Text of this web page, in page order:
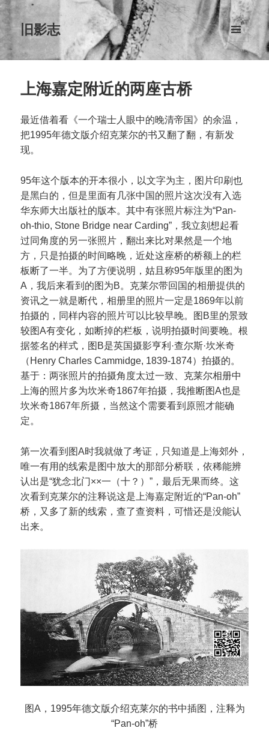
旧影志
菜单和
挂件
上海嘉定附近的两座古桥
最近借着看《一个瑞士人眼中的晚清帝国》的余温，
把1995年德文版介绍克莱尔的书又翻了翻，有新发
现。
95年这个版本的开本很小，以文字为主，图片印刷也
是黑白的，但是里面有几张中国的照片这次没有入选
华东师大出版社的版本。其中有张照片标注为“Pan-
oh-thio, Stone Bridge near Carding”，我立刻想起看
过同角度的另一张照片，翻出来比对果然是一个地
方，只是拍摄的时间略晚，近处这座桥的桥额上的栏
板断了一半。为了方便说明，姑且称95年版里的图为
A，我后来看到的图为B。克莱尔带回国的相册提供的
资讯之一就是断代，相册里的照片一定是1869年以前
拍摄的，同样内容的照片可以比较早晚。图B里的景致
较图A有变化，如断掉的栏板，说明拍摄时间要晚。根
据签名的样式，图B是英国摄影亨利·查尔斯·坎米奇
（Henry Charles Cammidge, 1839-1874）拍摄的。
基于：两张照片的拍摄角度太过一致、克莱尔相册中
上海的照片多为坎米奇1867年拍摄，我推断图A也是
坎米奇1867年所摄，当然这个需要看到原照才能确
定。
第一次看到图A时我就做了考证，只知道是上海郊外，
唯一有用的线索是图中放大的那部分桥联，依稀能辨
认出是“犹念北门××一（十？）”，最后无果而终。这
次看到克莱尔的注释说这是上海嘉定附近的“Pan-oh”
桥，又多了新的线索，查了查资料，可惜还是没能认
出来。
图A，1995年德文版介绍克莱尔的书中插图，注释为
“Pan-oh”桥